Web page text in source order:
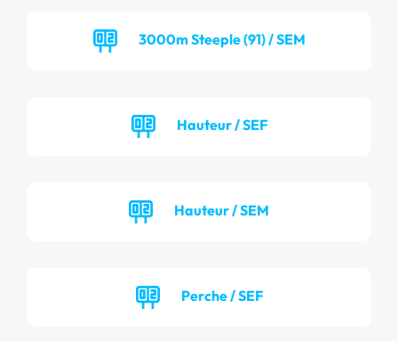
3000m Steeple (91) / SEM
Hauteur / SEF
Hauteur / SEM
Perche / SEF